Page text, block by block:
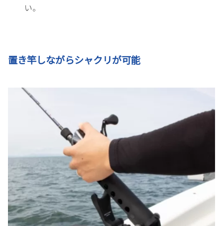
い。
置き竿しながらシャクリが可能